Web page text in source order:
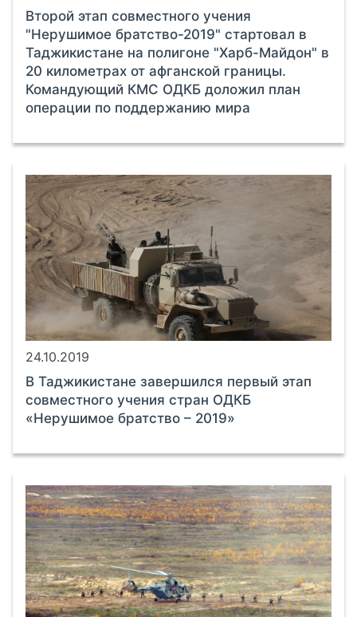
Второй этап совместного учения
"Нерушимое братство-2019" стартовал в
Таджикистане на полигоне "Харб-Майдон" в
20 километрах от афганской границы.
Командующий КМС ОДКБ доложил план
операции по поддержанию мира
24.10.2019
В Таджикистане завершился первый этап
совместного учения стран ОДКБ
«Нерушимое братство – 2019»